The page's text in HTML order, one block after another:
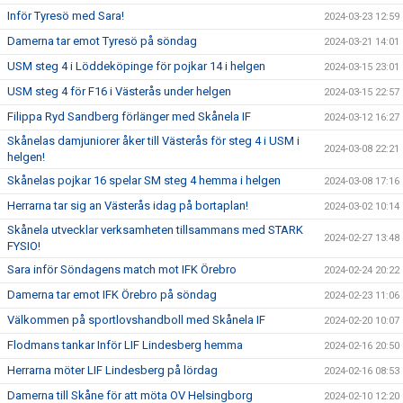
Inför Tyresö med Sara! 2024-03-23 12:59
Damerna tar emot Tyresö på söndag 2024-03-21 14:01
USM steg 4 i Löddeköpinge för pojkar 14 i helgen 2024-03-15 23:01
USM steg 4 för F16 i Västerås under helgen 2024-03-15 22:57
Filippa Ryd Sandberg förlänger med Skånela IF 2024-03-12 16:27
Skånelas damjuniorer åker till Västerås för steg 4 i USM i
helgen!
2024-03-08 22:21
Skånelas pojkar 16 spelar SM steg 4 hemma i helgen 2024-03-08 17:16
Herrarna tar sig an Västerås idag på bortaplan! 2024-03-02 10:14
Skånela utvecklar verksamheten tillsammans med STARK
FYSIO!
2024-02-27 13:48
Sara inför Söndagens match mot IFK Örebro 2024-02-24 20:22
Damerna tar emot IFK Örebro på söndag 2024-02-23 11:06
Välkommen på sportlovshandboll med Skånela IF 2024-02-20 10:07
Flodmans tankar Inför LIF Lindesberg hemma 2024-02-16 20:50
Herrarna möter LIF Lindesberg på lördag 2024-02-16 08:53
Damerna till Skåne för att möta OV Helsingborg 2024-02-10 12:20